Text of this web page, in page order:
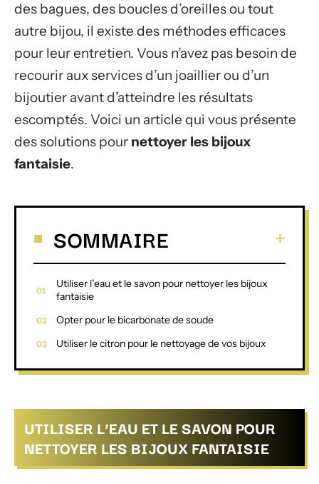
des bagues, des boucles d’oreilles ou tout
autre bijou, il existe des méthodes efficaces
pour leur entretien. Vous n’avez pas besoin de
recourir aux services d’un joaillier ou d’un
bijoutier avant d’atteindre les résultats
escomptés. Voici un article qui vous présente
des solutions pour nettoyer les bijoux
fantaisie.
SOMMAIRE
Utiliser l’eau et le savon pour nettoyer les bijoux
fantaisie
Opter pour le bicarbonate de soude
Utiliser le citron pour le nettoyage de vos bijoux
UTILISER L’EAU ET LE SAVON POUR
NETTOYER LES BIJOUX FANTAISIE